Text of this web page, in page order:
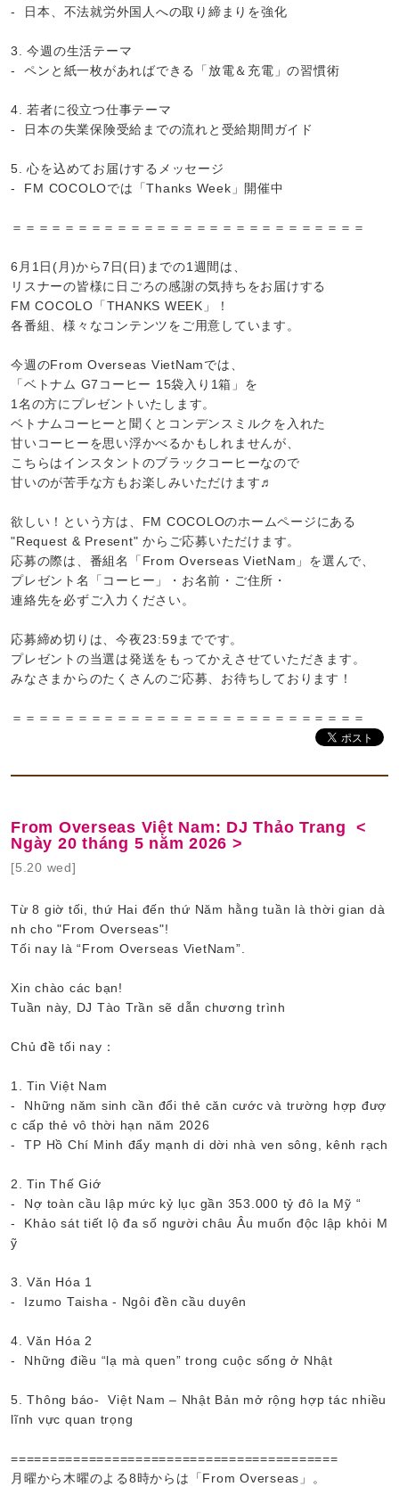
- 日本、不法就労外国人への取り締まりを強化
3. 今週の生活テーマ
- ペンと紙一枚があればできる「放電＆充電」の習慣術
4. 若者に役立つ仕事テーマ
- 日本の失業保険受給までの流れと受給期間ガイド
5. 心を込めてお届けするメッセージ
- FM COCOLOでは「Thanks Week」開催中
＝＝＝＝＝＝＝＝＝＝＝＝＝＝＝＝＝＝＝＝＝＝＝＝＝＝＝
6月1日(月)から7日(日)までの1週間は、
リスナーの皆様に日ごろの感謝の気持ちをお届けする
FM COCOLO「THANKS WEEK」！
各番組、様々なコンテンツをご用意しています。
今週のFrom Overseas VietNamでは、
「ベトナム G7コーヒー 15袋入り1箱」を
1名の方にプレゼントいたします。
ベトナムコーヒーと聞くとコンデンスミルクを入れた
甘いコーヒーを思い浮かべるかもしれませんが、
こちらはインスタントのブラックコーヒーなので
甘いのが苦手な方もお楽しみいただけます♬
欲しい！という方は、FM COCOLOのホームページにある
"Request & Present" からご応募いただけます。
応募の際は、番組名「From Overseas VietNam」を選んで、
プレゼント名「コーヒー」・お名前・ご住所・
連絡先を必ずご入力ください。
応募締め切りは、今夜23:59までです。
プレゼントの当選は発送をもってかえさせていただきます。
みなさまからのたくさんのご応募、お待ちしております！
＝＝＝＝＝＝＝＝＝＝＝＝＝＝＝＝＝＝＝＝＝＝＝＝＝＝＝
From Overseas Việt Nam: DJ Thảo Trang <
Ngày 20 tháng 5 năm 2026 >
[5.20 wed]
Từ 8 giờ tối, thứ Hai đến thứ Năm hằng tuần là thời gian dà
nh cho "From Overseas"!
Tối nay là “From Overseas VietNam”.
Xin chào các bạn!
Tuần này, DJ Tào Trần sẽ dẫn chương trình
Chủ đề tối nay：
1. Tin Việt Nam
- Những năm sinh cần đổi thẻ căn cước và trường hợp đượ
c cấp thẻ vô thời hạn năm 2026
- TP Hồ Chí Minh đẩy mạnh di dời nhà ven sông, kênh rạch
2. Tin Thế Giớ
- Nợ toàn cầu lập mức kỷ lục gần 353.000 tỷ đô la Mỹ “
- Khảo sát tiết lộ đa số người châu Âu muốn độc lập khỏi M
ỹ
3. Văn Hóa 1
- Izumo Taisha - Ngôi đền cầu duyên
4. Văn Hóa 2
- Những điều “lạ mà quen” trong cuộc sống ở Nhật
5. Thông báo- Việt Nam – Nhật Bản mở rộng hợp tác nhiều
lĩnh vực quan trọng
==========================================
月曜から木曜のよる8時からは「From Overseas」。